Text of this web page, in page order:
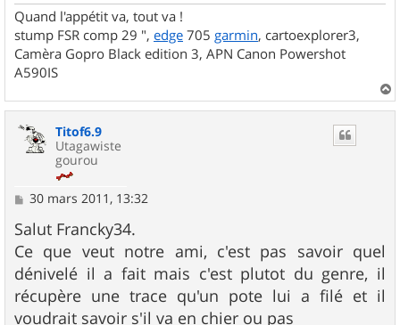
Quand l'appétit va, tout va !
stump FSR comp 29 ", edge 705 garmin, cartoexplorer3,
Camèra Gopro Black edition 3, APN Canon Powershot
A590IS
a
Titof6.9
Utagawiste
gourou
M
s
s
a
g
e
30 mars 2011, 13:32
Salut Francky34.
Ce que veut notre ami, c'est pas savoir quel
dénivelé il a fait mais c'est plutot du genre, il
récupère une trace qu'un pote lui a filé et il
voudrait savoir s'il va en chier ou pas